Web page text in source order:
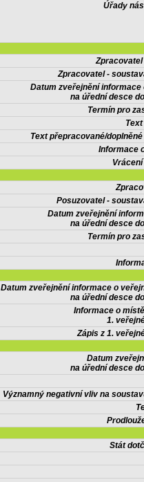
Úřady
Zpracovatel -
Datum zveřejnění informace
na úřední desce
Termín pro
Text přepracované/
Informace
Posuzovatel -
Datum zveřejnění
na úřední desce
Termín pro
Datum zveřejnění informace o
na úřední desce
Informace o
1.
Zápis z 1.
Datum
na úřední desce
Významný negativní vliv na
Stát